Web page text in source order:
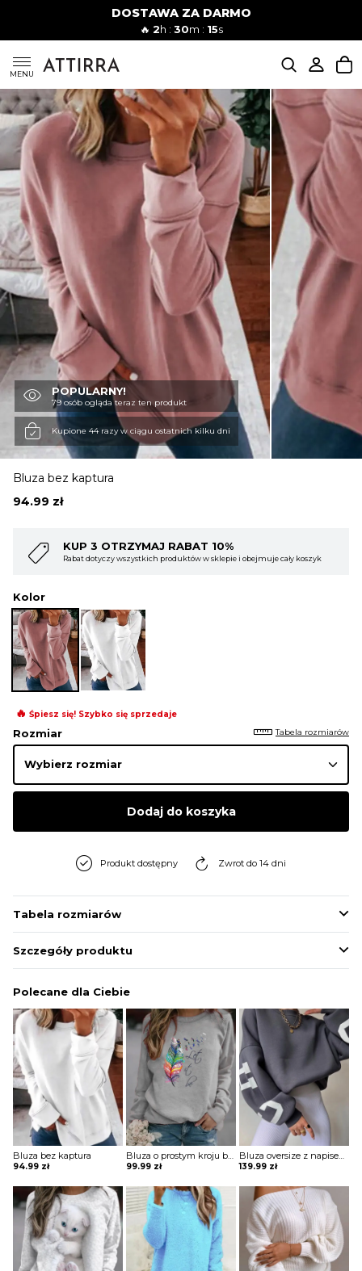
DOSTAWA ZA DARMO
🔥 2h : 30m : 14s
MENU
Mężczyźni
SUKIENKI
KOMPLETY
KOMBINEZONY
DÓŁ DAMSKIE
STROJE KĄPIELOWE
BLUZKI
OBUWIE
SWETRY
OKRYCIA WIERZCHNIE
POPULARNY!
79 osób ogląda teraz ten produkt
Kupione 44 razy w ciągu ostatnich kilku dni
Bluza bez kaptura
94.99 zł
cały koszyk
KUP 4 OTRZYMAJ RABAT 15%
Rabat dotyczy wszystkich produktów w sklepie i obejmuje
Kolor
🔥 Śpiesz się! Szybko się sprzedaje
Rozmiar Tabela rozmiarów
Dodaj do koszyka
Produkt dostępny Zwrot do 14 dni
Tabela rozmiarów
Szczegóły produktu
Polecane dla Ciebie
Bluza bez kaptura
94.99 zł
Bluza o prostym kroju bez kaptura z nadrukiem
99.99 zł
Bluza oversize z napisem na plecach
139.99 zł